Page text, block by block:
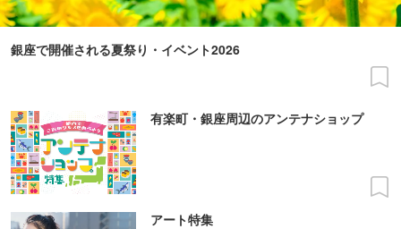
銀座で開催される夏祭り・イベント2026
有楽町・銀座周辺のアンテナショップ
アート特集